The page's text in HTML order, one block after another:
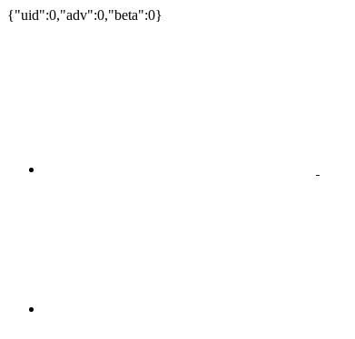
{"uid":0,"adv":0,"beta":0}